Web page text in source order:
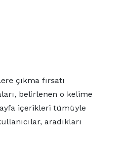
çıkma fırsatı
belirlenen o kelime
içerikleri tümüyle
aradıkları